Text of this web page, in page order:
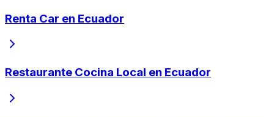
Renta Car en Ecuador
Restaurante Cocina Local en Ecuador